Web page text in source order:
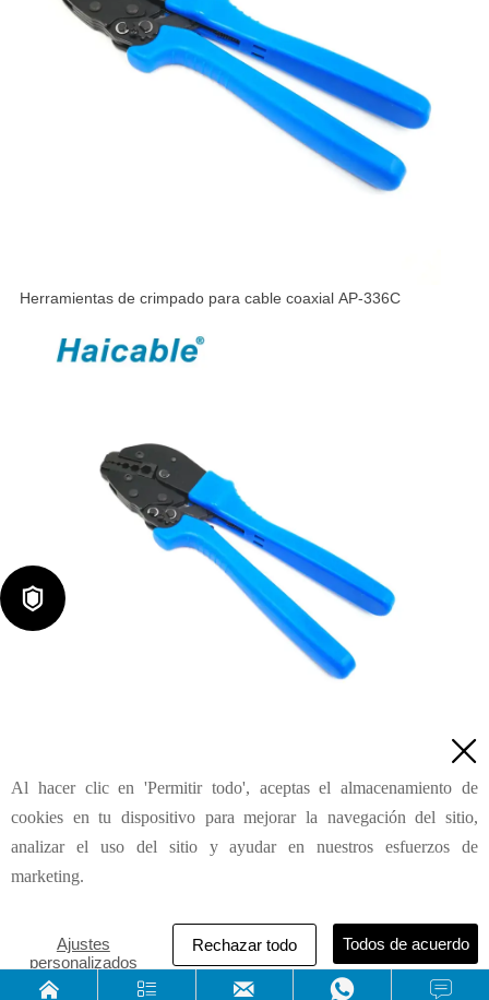
Herramientas de crimpado para cable coaxial AP-336C
Consulta
    

Al hacer clic en 'Permitir todo', aceptas el almacenamiento de
cookies en tu dispositivo para mejorar la navegación del sitio,
analizar el uso del sitio y ayudar en nuestros esfuerzos de
marketing.
Ajustes
personalizados
Rechazar todo Todos de acuerdo
